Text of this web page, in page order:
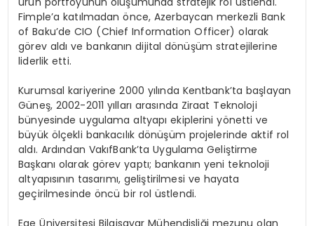
Fimple’a katılmadan önce, Azerbaycan merkezli Bank
of Baku’de CIO (Chief Information Officer) olarak
görev aldı ve bankanın dijital dönüşüm stratejilerine
liderlik etti.
Kurumsal kariyerine 2000 yılında Kentbank’ta başlayan
Güneş, 2002-2011 yılları arasında Ziraat Teknoloji
bünyesinde uygulama altyapı ekiplerini yönetti ve
büyük ölçekli bankacılık dönüşüm projelerinde aktif rol
aldı. Ardından VakıfBank’ta Uygulama Geliştirme
Başkanı olarak görev yaptı; bankanın yeni teknoloji
altyapısının tasarımı, geliştirilmesi ve hayata
geçirilmesinde öncü bir rol üstlendi.
Ege Üniversitesi Bilgisayar Mühendisliği mezunu olan